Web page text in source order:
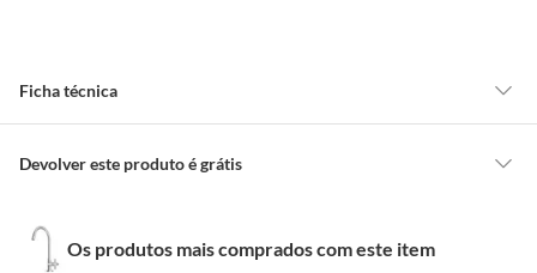
Ficha técnica
Ambiente
Número de Jatos
Devolver este produto é grátis
O cliente poderá requerer a troca de produtos Marca Própria adquiridos
Os produtos mais comprados com este item